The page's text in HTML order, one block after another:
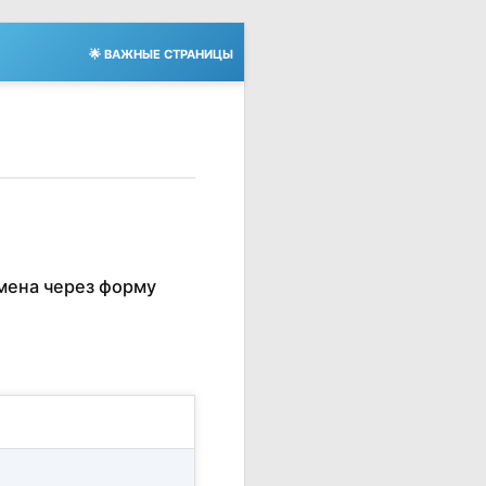
🌟 ВАЖНЫЕ СТРАНИЦЫ
через форму